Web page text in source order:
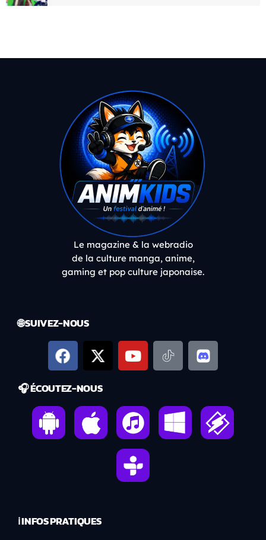
Le magazine & la webradio
de la culture manga, anime,
gaming et pop culture japonaise.
🌐 SUIVEZ-NOUS
🎧 ÉCOUTEZ-NOUS
ℹ️ INFOS PRATIQUES